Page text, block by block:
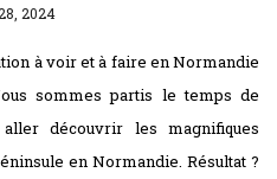
2024
à voir et à faire en Normandie
sommes partis le temps de
découvrir les magnifiques
en Normandie. Résultat ?